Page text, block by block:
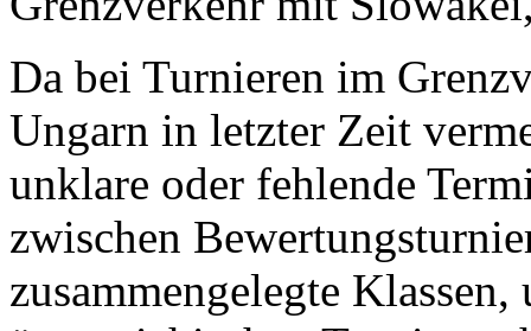
Da bei Turnieren im
Ungarn in letzter Zeit
unklare oder fehlende
zwischen
zusammengelegte